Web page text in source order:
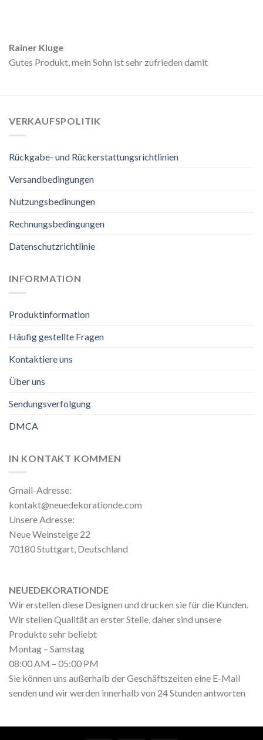
Rainer Kluge
Gutes Produkt, mein Sohn ist sehr zufrieden damit
VERKAUFSPOLITIK
Rückgabe- und Rückerstattungsrichtlinien
Versandbedingungen
Nutzungsbedinungen
Rechnungsbedingungen
Datenschutzrichtlinie
INFORMATION
Produktinformation
Häufig gestellte Fragen
Kontaktiere uns
Über uns
Sendungsverfolgung
DMCA
IN KONTAKT KOMMEN
Gmail-Adresse:
kontakt@neuedekorationde.com
Unsere Adresse:
Neue Weinsteige 22
70180 Stuttgart, Deutschland
NEUEDEKORATIONDE
Wir erstellen diese Designen und drucken sie für die Kunden.
Wir stellen Qualität an erster Stelle, daher sind unsere
Produkte sehr beliebt
Montag – Samstag
08:00 AM – 05:00 PM
Sie können uns außerhalb der Geschäftszeiten eine E-Mail
senden und wir werden innerhalb von 24 Stunden antworten